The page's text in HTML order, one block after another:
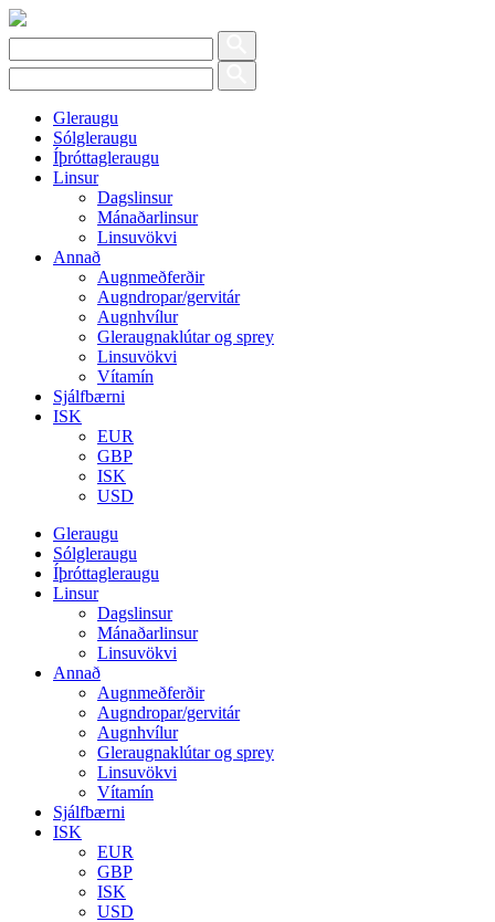
Gleraugu
Sólgleraugu
Íþróttagleraugu
Linsur
Dagslinsur
Mánaðarlinsur
Linsuvökvi
Annað
Augnmeðferðir
Augndropar/gervitár
Augnhvílur
Gleraugnaklútar og sprey
Linsuvökvi
Vítamín
Sjálfbærni
ISK
EUR
GBP
ISK
USD
Gleraugu
Sólgleraugu
Íþróttagleraugu
Linsur
Dagslinsur
Mánaðarlinsur
Linsuvökvi
Annað
Augnmeðferðir
Augndropar/gervitár
Augnhvílur
Gleraugnaklútar og sprey
Linsuvökvi
Vítamín
Sjálfbærni
ISK
EUR
GBP
ISK
USD